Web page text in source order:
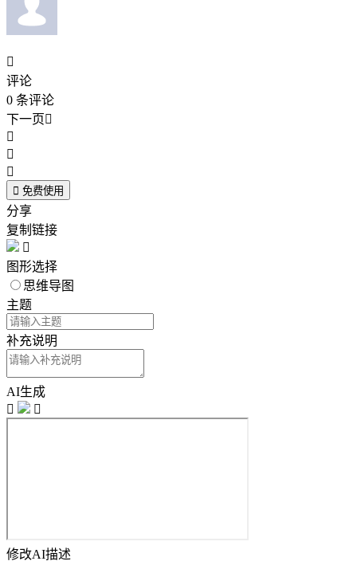

评论
0 条评论
下一页



 免费使用
分享
复制链接

图形选择
思维导图
主题
补充说明
AI生成


修改AI描述